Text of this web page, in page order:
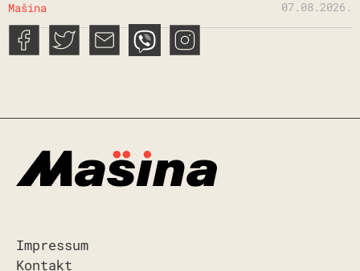
Mašina 07.08.2026.
Impressum
Kontakt